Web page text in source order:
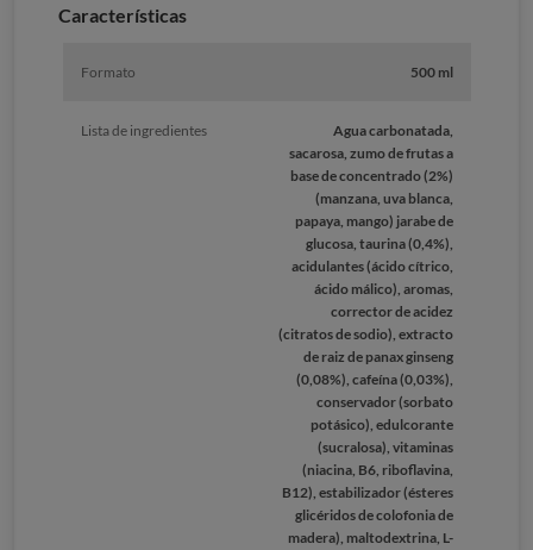
Caracterí­sticas
Formato 500 ml
Lista de ingredientes
Agua carbonatada,
sacarosa, zumo de frutas a
base de concentrado (2%)
(manzana, uva blanca,
papaya, mango) jarabe de
glucosa, taurina (0,4%),
acidulantes (ácido cítrico,
ácido málico), aromas,
corrector de acidez
(citratos de sodio), extracto
de raiz de panax ginseng
(0,08%), cafeína (0,03%),
conservador (sorbato
potásico), edulcorante
(sucralosa), vitaminas
(niacina, B6, riboflavina,
B12), estabilizador (ésteres
glicéridos de colofonia de
madera), maltodextrina, L-